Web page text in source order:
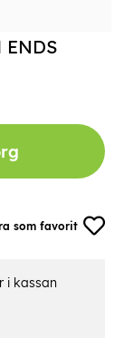
som favorit
i kassan